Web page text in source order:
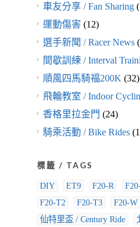
車友分享 / Fan Sharing
運動傷害(12)
選手新聞 / Racer News
間歇訓練 / Interval
順風四馬騎福200K(32)
飛輪教室 / Indoor
香格里拉金門 (24)
騎乘活動 / Bike Rides
標籤 / TAGS
DIY ET9 F20-R
F20-T2
F20-T3 F20-W
仙特里盃 / Century Ride